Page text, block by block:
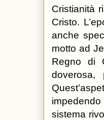
Cristianità
Cristo.
anche
motto ad
Regno di
sistema